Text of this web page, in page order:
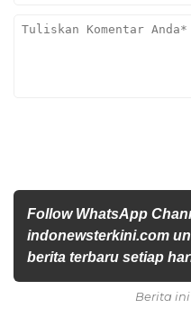
Follow WhatsApp
indonewsterkini.com
berita terbaru setiap
Berita